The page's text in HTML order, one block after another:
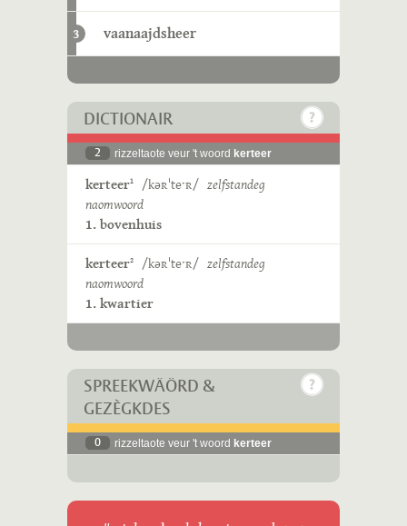
3 vaanaajdsheer
DICTIONAIR
2 rizzeltaote veur 't woord kerteer
kerteer1 /kəʀˈteˑʀ/ zelfstandeg
naomwoord
1. bovenhuis
kerteer2 /kəʀˈteˑʀ/ zelfstandeg
naomwoord
1. kwartier
SPREEKWÄÖRD &
GEZÈGKDES
0 rizzeltaote veur 't woord kerteer